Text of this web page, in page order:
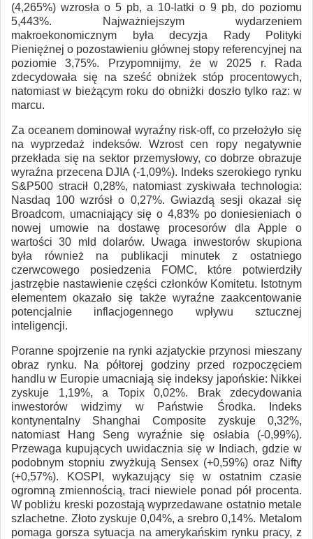
(4,265%) wzrosła o 5 pb, a 10-latki o 9 pb, do poziomu
5,443%. Najważniejszym wydarzeniem
makroekonomicznym była decyzja Rady Polityki
Pieniężnej o pozostawieniu głównej stopy referencyjnej na
poziomie 3,75%. Przypomnijmy, że w 2025 r. Rada
zdecydowała się na sześć obniżek stóp procentowych,
natomiast w bieżącym roku do obniżki doszło tylko raz: w
marcu.
Za oceanem dominował wyraźny risk-off, co przełożyło się
na wyprzedaż indeksów. Wzrost cen ropy negatywnie
przekłada się na sektor przemysłowy, co dobrze obrazuje
wyraźna przecena DJIA (-1,09%). Indeks szerokiego rynku
S&P500 stracił 0,28%, natomiast zyskiwała technologia:
Nasdaq 100 wzrósł o 0,27%. Gwiazdą sesji okazał się
Broadcom, umacniający się o 4,83% po doniesieniach o
nowej umowie na dostawę procesorów dla Apple o
wartości 30 mld dolarów. Uwaga inwestorów skupiona
była również na publikacji minutek z ostatniego
czerwcowego posiedzenia FOMC, które potwierdziły
jastrzębie nastawienie części członków Komitetu. Istotnym
elementem okazało się także wyraźne zaakcentowanie
potencjalnie inflacjogennego wpływu sztucznej
inteligencji.
Poranne spojrzenie na rynki azjatyckie przynosi mieszany
obraz rynku. Na półtorej godziny przed rozpoczęciem
handlu w Europie umacniają się indeksy japońskie: Nikkei
zyskuje 1,19%, a Topix 0,02%. Brak zdecydowania
inwestorów widzimy w Państwie Środka. Indeks
kontynentalny Shanghai Composite zyskuje 0,32%,
natomiast Hang Seng wyraźnie się osłabia (-0,99%).
Przewaga kupujących uwidacznia się w Indiach, gdzie w
podobnym stopniu zwyżkują Sensex (+0,59%) oraz Nifty
(+0,57%). KOSPI, wykazujący się w ostatnim czasie
ogromną zmiennością, traci niewiele ponad pół procenta.
W pobliżu kreski pozostają wyprzedawane ostatnio metale
szlachetne. Złoto zyskuje 0,04%, a srebro 0,14%. Metalom
pomaga gorsza sytuacja na amerykańskim rynku pracy, z